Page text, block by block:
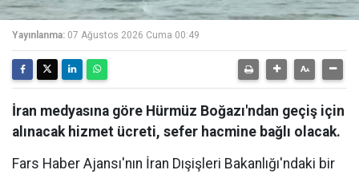
Yayınlanma: 07 Ağustos 2026 Cuma 00:49
İran medyasına göre Hürmüz Boğazı'ndan geçiş için
alınacak hizmet ücreti, sefer hacmine bağlı olacak.
Fars Haber Ajansı'nın İran Dışişleri Bakanlığı'ndaki bir